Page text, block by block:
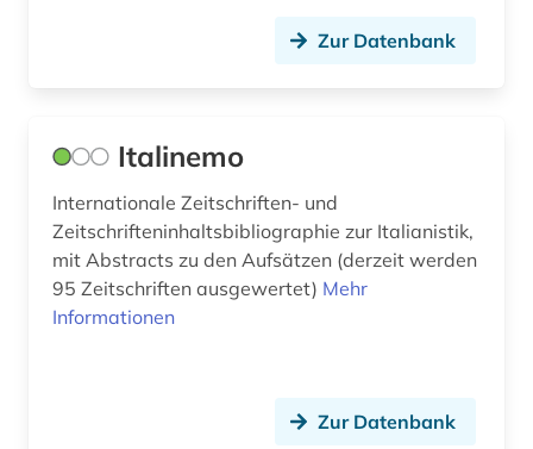
luxemburger literaturarchiv (1)
lyrik (2)
mathe (1)
medienwissenschaft (33)
medizin (1)
Zur Datenbank
Italinemo
Internationale Zeitschriften- und
Zeitschrifteninhaltsbibliographie zur Italianistik,
mit Abstracts zu den Aufsätzen (derzeit werden
95 Zeitschriften ausgewertet) Mehr
Informationen
Zur Datenbank